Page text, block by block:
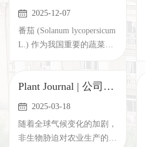
2025-12-07
番茄 (Solanum lycopersicum
L.) 作为我国重要的蔬菜作
Plant Journal | 公司李金华教授团队揭示DnaJ1- F3HL模块调控番茄抗旱新...
2025-03-18
随着全球气候变化的加剧，
非生物胁迫对农业生产的影